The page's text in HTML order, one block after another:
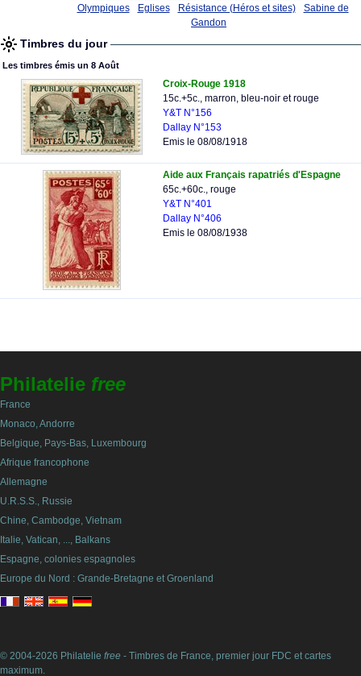
Olympiques
Eglises Résistance (Héros et sites)
Sabine de
Gandon
Timbres du jour
Les timbres émis un 8 Août
Croix-Rouge 1918
15c.+5c., marron, bleu-noir et rouge
Y&T N°156
Dallay N°153
Emis le 08/08/1918
Aide aux Français rapatriés d'Espagne
65c.+60c., rouge
Y&T N°401
Dallay N°406
Emis le 08/08/1938
Philatelie free
France
Monaco, Andorre
Belgique, Pays-Bas, Luxembourg
Afrique francophone
Allemagne
U.R.S.S., Russie
Chine, Cambodge, Vietnam
Italie, Vatican, ..., Balkans
Espagne, colonies espagnoles
Europe du Nord : Grande-Bretagne et Groenland
© 2004-2026 Philatelie free - Timbres de France, premier jour FDC et cartes
maximum.